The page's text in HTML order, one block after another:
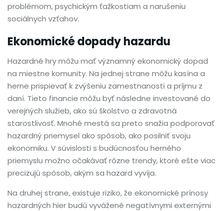
problémom, psychickým ťažkostiam a narušeniu
sociálnych vzťahov.
Ekonomické dopady hazardu
Hazardné hry môžu mať významný ekonomický dopad
na miestne komunity. Na jednej strane môžu kasína a
herne prispievať k zvýšeniu zamestnanosti a príjmu z
daní. Tieto financie môžu byť následne investované do
verejných služieb, ako sú školstvo a zdravotná
starostlivosť. Mnohé mestá sa preto snažia podporovať
hazardný priemysel ako spôsob, ako posilniť svoju
ekonomiku. V súvislosti s budúcnosťou herného
priemyslu možno očakávať rôzne trendy, ktoré ešte viac
precizujú spôsob, akým sa hazard vyvíja.
Na druhej strane, existuje riziko, že ekonomické prínosy
hazardných hier budú vyvážené negatívnymi externými